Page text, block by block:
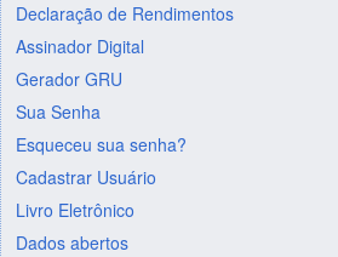
Declaração de Rendimentos
Assinador Digital
Gerador GRU
Sua Senha
Esqueceu sua senha?
Cadastrar Usuário
Livro Eletrônico
Dados abertos